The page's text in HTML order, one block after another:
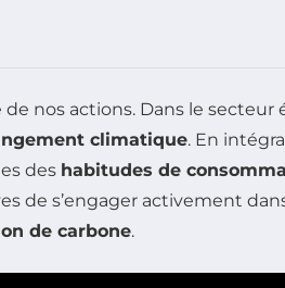
nos actions. Dans le secteur
climatique. En
des habitudes de
de s’engager activement
de carbone.